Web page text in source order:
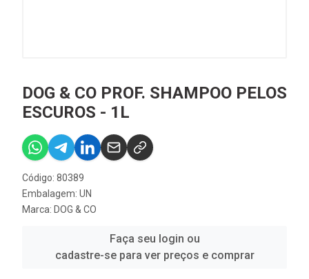
DOG & CO PROF. SHAMPOO PELOS
ESCUROS - 1L
Código: 80389
Embalagem: UN
Marca: DOG & CO
Faça seu login ou
cadastre-se para ver preços e comprar